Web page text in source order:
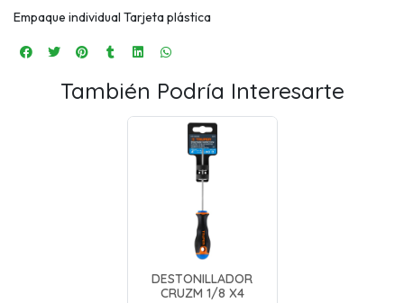
Empaque individual Tarjeta plástica
También Podría Interesarte
DESTONILLADOR
CRUZM 1/8 X4